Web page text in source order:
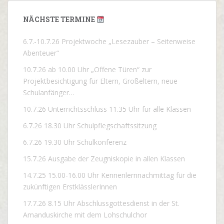
NÄCHSTE TERMINE
6.7.-10.7.26 Projektwoche „Lesezauber – Seitenweise
Abenteuer“
10.7.26 ab 10.00 Uhr „Offene Türen“ zur
Projektbesichtigung für Eltern, Großeltern, neue
Schulanfänger…
10.7.26 Unterrichtsschluss 11.35 Uhr für alle Klassen
6.7.26 18.30 Uhr Schulpflegschaftssitzung
6.7.26 19.30 Uhr Schulkonferenz
15.7.26 Ausgabe der Zeugniskopie in allen Klassen
14.7.25 15.00-16.00 Uhr Kennenlernnachmittag für die
zukünftigen ErstklässlerInnen
17.7.26 8.15 Uhr Abschlussgottesdienst in der St.
Amanduskirche mit dem Lohschulchor